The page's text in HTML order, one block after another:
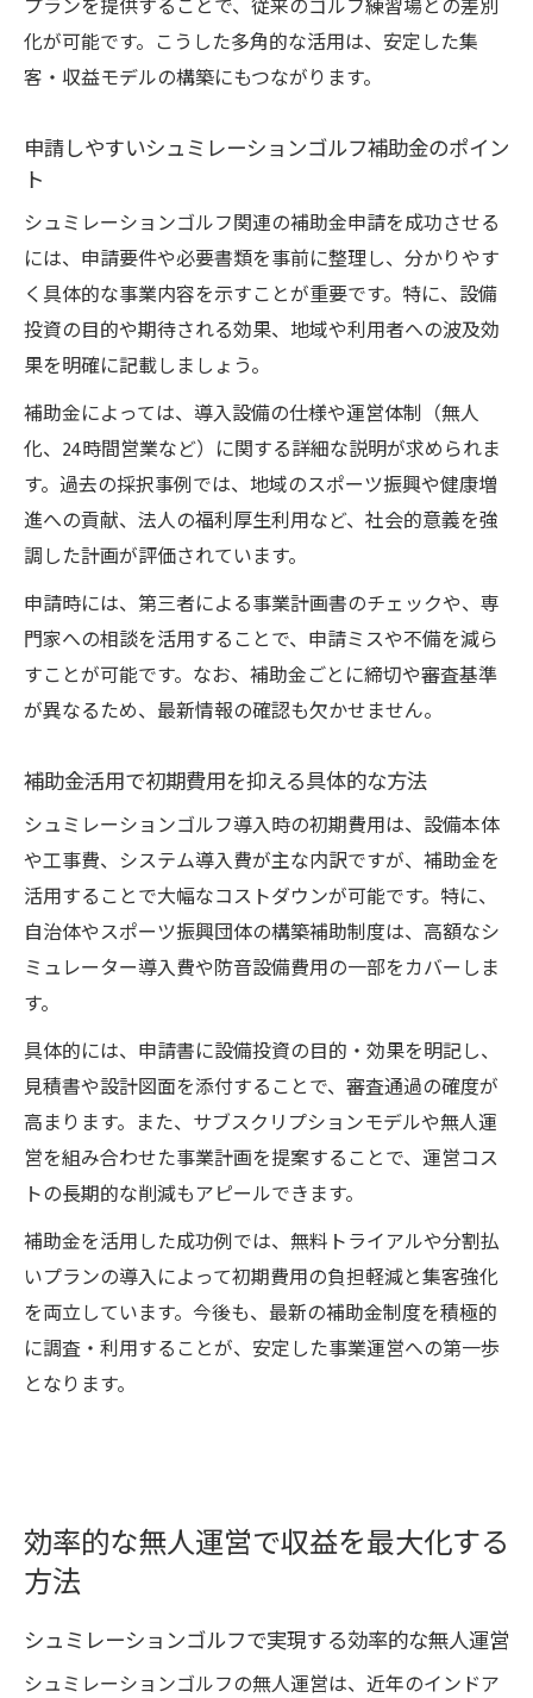
プランを提供することで、従来のゴルフ練習場との差別
化が可能です。こうした多角的な活用は、安定した集
客・収益モデルの構築にもつながります。
申請しやすいシュミレーションゴルフ補助金のポイン
ト
シュミレーションゴルフ関連の補助金申請を成功させる
には、申請要件や必要書類を事前に整理し、分かりやす
く具体的な事業内容を示すことが重要です。特に、設備
投資の目的や期待される効果、地域や利用者への波及効
果を明確に記載しましょう。
補助金によっては、導入設備の仕様や運営体制（無人
化、24時間営業など）に関する詳細な説明が求められま
す。過去の採択事例では、地域のスポーツ振興や健康増
進への貢献、法人の福利厚生利用など、社会的意義を強
調した計画が評価されています。
申請時には、第三者による事業計画書のチェックや、専
門家への相談を活用することで、申請ミスや不備を減ら
すことが可能です。なお、補助金ごとに締切や審査基準
が異なるため、最新情報の確認も欠かせません。
補助金活用で初期費用を抑える具体的な方法
シュミレーションゴルフ導入時の初期費用は、設備本体
や工事費、システム導入費が主な内訳ですが、補助金を
活用することで大幅なコストダウンが可能です。特に、
自治体やスポーツ振興団体の構築補助制度は、高額なシ
ミュレーター導入費や防音設備費用の一部をカバーしま
す。
具体的には、申請書に設備投資の目的・効果を明記し、
見積書や設計図面を添付することで、審査通過の確度が
高まります。また、サブスクリプションモデルや無人運
営を組み合わせた事業計画を提案することで、運営コス
トの長期的な削減もアピールできます。
補助金を活用した成功例では、無料トライアルや分割払
いプランの導入によって初期費用の負担軽減と集客強化
を両立しています。今後も、最新の補助金制度を積極的
に調査・利用することが、安定した事業運営への第一歩
となります。
効率的な無人運営で収益を最大化する
方法
シュミレーションゴルフで実現する効率的な無人運営
シュミレーションゴルフの無人運営は、近年のインドア